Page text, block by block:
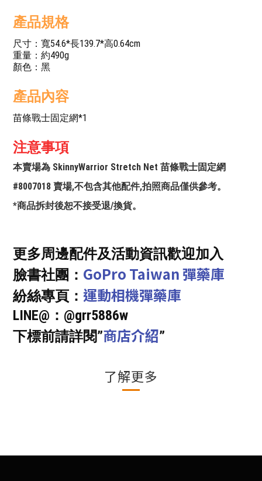
產品規格
尺寸：寬54.6*長139.7*高0.64cm
重量：約490g
顏色：黑
產品內容
苗條戰士固定網*1
注意事項
本賣場為 SkinnyWarrior Stretch Net 苗條戰士固定網
#8007018 賣場,不包含其他配件,拍照商品僅供參考。
*商品拆封後恕不接受退/換貨。
更多周邊配件及活動資訊歡迎加入
臉書社團： GoPro Taiwan 彈藥庫
紛絲專頁： 運動相機彈藥庫
LINE@：@grr5886w
下標前請詳閱”商店介紹”
了解更多